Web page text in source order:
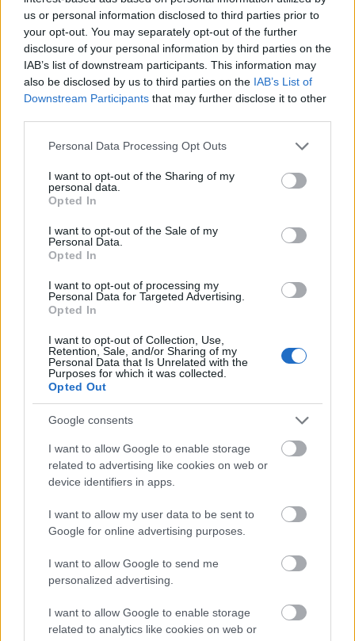
us or personal information disclosed to third parties prior to
your opt-out. You may separately opt-out of the further
disclosure of your personal information by third parties on the
IAB’s list of downstream participants. This information may
also be disclosed by us to third parties on the IAB’s List of
Downstream Participants that may further disclose it to other
Please note that this website/app uses one or more Google
not limited to your visit or usage behaviour. You may click to
grant or deny consent to Google and its third-party tags to
use your data for below specified purposes in below Google
consent section.
Personal Data Processing Opt Outs
I want to opt-out of the Sharing of my
personal data.
Opted In
I want to opt-out of the Sale of my
Personal Data.
Opted In
I want to opt-out of processing my
Personal Data for Targeted Advertising.
Opted In
I want to opt-out of Collection, Use,
Retention, Sale, and/or Sharing of my
Personal Data that Is Unrelated with the
Purposes for which it was collected.
Opted Out
Google consents
I want to allow Google to enable storage
related to advertising like cookies on web or
device identifiers in apps.
I want to allow my user data to be sent to
Google for online advertising purposes.
I want to allow Google to send me
personalized advertising.
I want to allow Google to enable storage
related to analytics like cookies on web or
DIVAT
Bejön Palvin Barbara stílusa? 10
kedvezményes darab, amivel
hasonló hatást érhetsz el
Parfüm horoszkóp: találd meg a
tökéletes illatot a csillagjegyed
szerint